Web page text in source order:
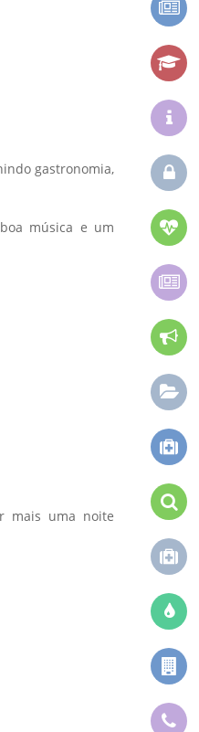
gastronomia,
música e um
mais uma noite